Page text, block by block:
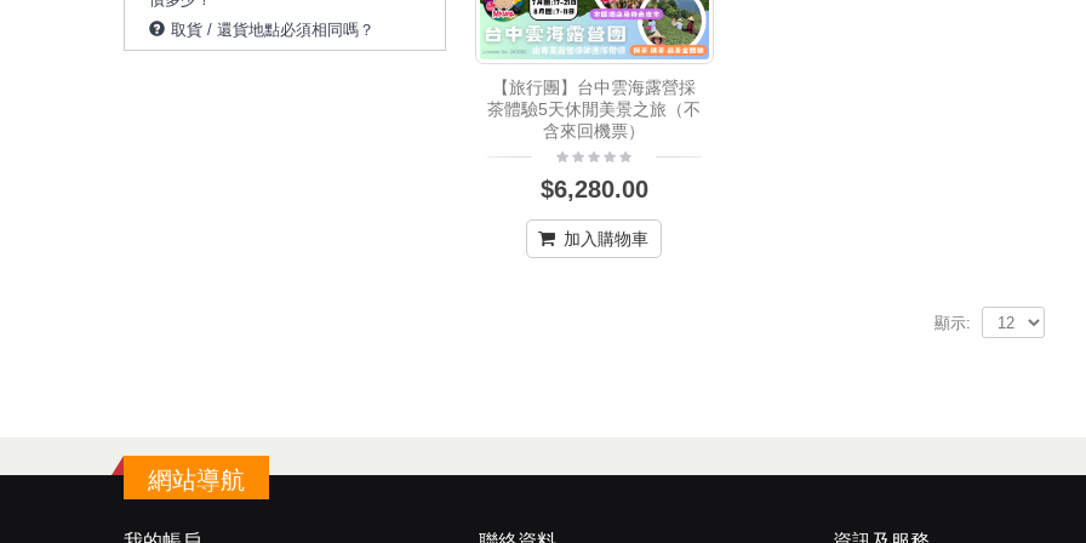
【旅行團】台中雲海露營採
茶體驗5天休閒美景之旅（不
含來回機票）
$6,280.00
加入購物車
顯示:
取貨 / 還貨地點必須相同嗎？
網站導航